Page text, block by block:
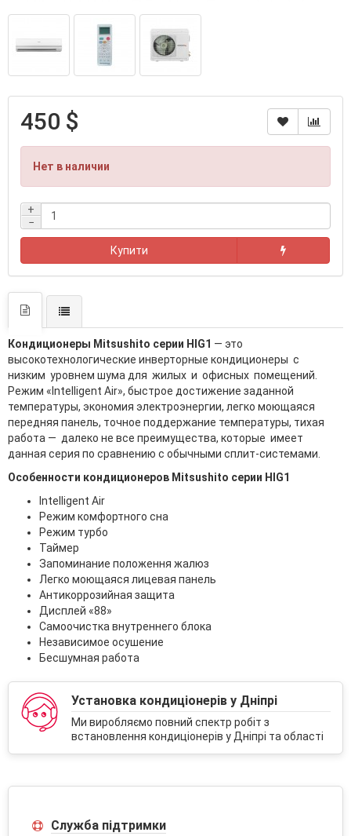
450 $
Нет в наличии
+
−
Купити
Кондиционеры Mitsushito серии HIG1 — это
высокотехнологические инверторные кондиционеры с
низким уровнем шума для жилых и офисных помещений.
Режим «Intelligent Air», быстрое достижение заданной
температуры, экономия электроэнергии, легко моющаяся
передняя панель, точное поддержание температуры, тихая
работа — далеко не все преимущества, которые имеет
данная серия по сравнению с обычными сплит-системами.
Особенности кондиционеров Mitsushito серии HIG1
Intelligent Air
Режим комфортного сна
Режим турбо
Таймер
Запоминание положення жалюз
Легко моющаяся лицевая панель
Антикоррозийная защита
Дисплей «88»
Самоочистка внутреннего блока
Независимое осушение
Бесшумная работа
Установка кондиціонерів у Дніпрі
Ми виробляємо повний спектр робіт з
встановлення кондиціонерів у Дніпрі та області
Служба підтримки